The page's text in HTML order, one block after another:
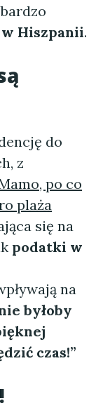
Hiszpanii.
do
z
po co
plaża
się na
podatki w
na
byłoby
czas!”